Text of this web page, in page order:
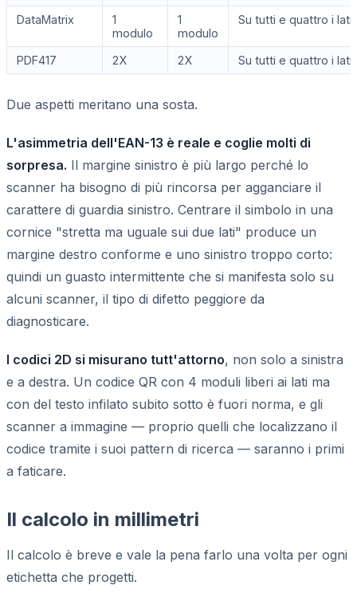
DataMatrix
1
modulo
1
modulo
Su tutti e quattro i lati
PDF417 2X 2X Su tutti e quattro i lati
Due aspetti meritano una sosta.
L'asimmetria dell'EAN-13 è reale e coglie molti di
sorpresa. Il margine sinistro è più largo perché lo
scanner ha bisogno di più rincorsa per agganciare il
carattere di guardia sinistro. Centrare il simbolo in una
cornice "stretta ma uguale sui due lati" produce un
margine destro conforme e uno sinistro troppo corto:
quindi un guasto intermittente che si manifesta solo su
alcuni scanner, il tipo di difetto peggiore da
diagnosticare.
I codici 2D si misurano tutt'attorno, non solo a sinistra
e a destra. Un codice QR con 4 moduli liberi ai lati ma
con del testo infilato subito sotto è fuori norma, e gli
scanner a immagine — proprio quelli che localizzano il
codice tramite i suoi pattern di ricerca — saranno i primi
a faticare.
Il calcolo in millimetri
Il calcolo è breve e vale la pena farlo una volta per ogni
etichetta che progetti.